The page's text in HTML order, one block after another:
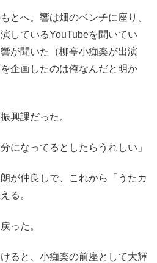
とへ。響は畑のベンチに座り、
しているYouTubeを聞いてい
が聞いた（柳亭小痴楽が出演
企画したのは俺なんだと明か
興課だった。
になってるとしたらうれしい」
が仲良しで、これから「うたカ
る。
った。
ると、小痴楽の前座として大輝